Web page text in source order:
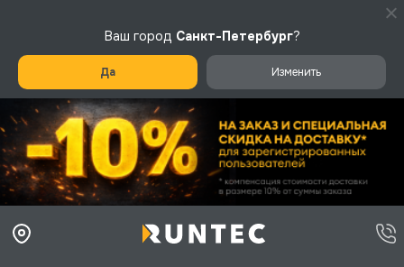
Ваш город Санкт-Петербург?
Да Изменить